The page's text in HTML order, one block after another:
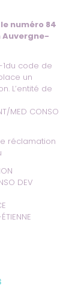
numéro 84
Auvergne-
1du code de
un
L’entité de
MED CONSO
réclamation
DEV